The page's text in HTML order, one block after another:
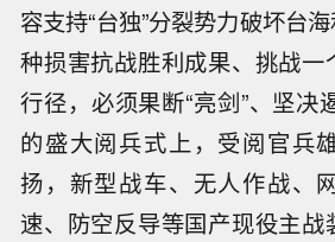
容支持“台独”分裂势力破坏台
种损害抗战胜利成果、挑战一
行径，必须果断“亮剑”、坚决
的盛大阅兵式上，受阅官兵
扬，新型战车、无人作战、
速、防空反导等国产现役主